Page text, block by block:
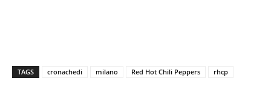
TAGS cronachedi milano Red Hot Chili Peppers rhcp